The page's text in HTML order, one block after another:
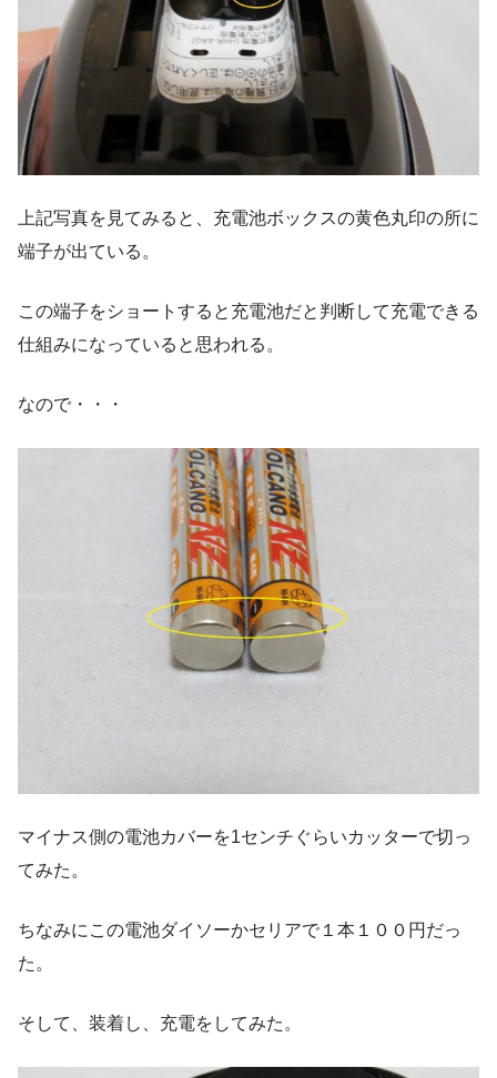
上記写真を見てみると、充電池ボックスの黄色丸印の所に
端子が出ている。
この端子をショートすると充電池だと判断して充電できる
仕組みになっていると思われる。
なので・・・
マイナス側の電池カバーを1センチぐらいカッターで切っ
てみた。
ちなみにこの電池ダイソーかセリアで１本１００円だっ
た。
そして、装着し、充電をしてみた。